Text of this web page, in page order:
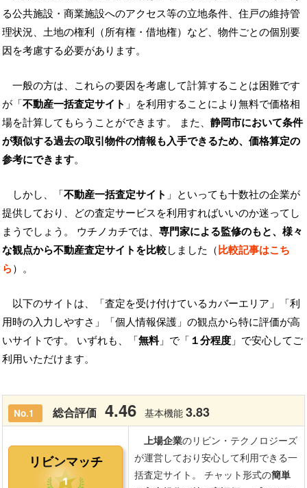
る公共施設・商業施設へのアクセス等の立地条件、住戸の維持管
理状況、土地の権利（所有権・借地権）など、物件ごとの個別要
因を考慮する必要があります。
一般の方は、これらの要因を考慮して計算することは困難です
が「不動産一括査定サイト 」を利用することにより無料で価格相
場を計算してもらうことができます。 また、 静岡市において条件
が類似する過去の取引物件の情報も入手できるため、価格算定の
参考にできます。
しかし、「不動産一括査定サイト 」といっても十数社の企業が
提供しており、どの査定サービスを利用すればいいのか迷ってし
まうでしょう。 ウチノカチでは、 専門家による監修のもと、様々
な観点から不動産査定サイトを比較しました（比較記事はこち
ら）。
以下のサイトは、「査定を受け付けているカバーエリア」「利
用時の入力しやすさ」「個人情報保護」の観点から特に評価が高
いサイトです。 いずれも、「無料」で「 １分程度 」で安心してご
利用いただけます。